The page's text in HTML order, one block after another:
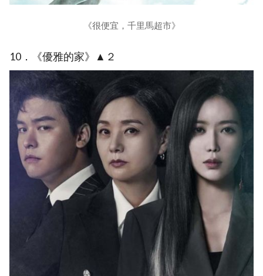
《很便宜，千里馬超市》
10．《優雅的家》▲２